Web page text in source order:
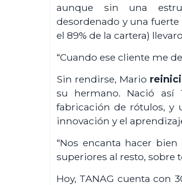
aunque sin una
desordenado y una
el 89% de la cartera)
“Cuando ese cliente me
Sin rendirse, Mario
su hermano. Nació así
fabricación de rótulos, y
innovación y el
“Nos encanta hacer
superiores al resto, sobre
Hoy, TANAG cuenta con